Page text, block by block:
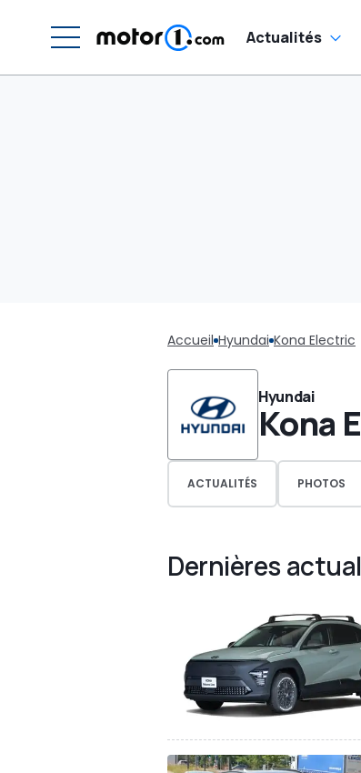
Actualités
Accueil Hyundai Kona Electric
Hyundai
Kona
ACTUALITÉS PHOTOS
Dernières